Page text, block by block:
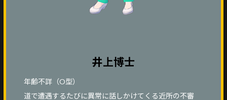
井上博士
年齢不詳（O型）
道で遭遇するたびに異常に話しかけてくる近所の不審